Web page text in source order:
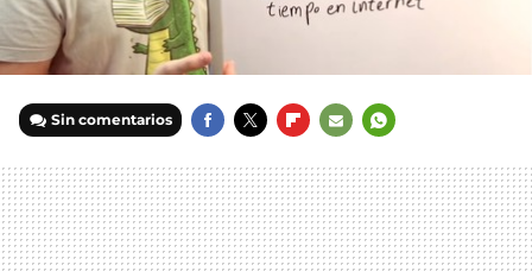
Sin comentarios
MAIL